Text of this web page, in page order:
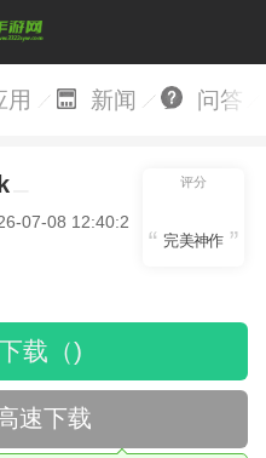
用 新闻 问答
07-08 12:40:28
评分
完美神作
载（)
速下载